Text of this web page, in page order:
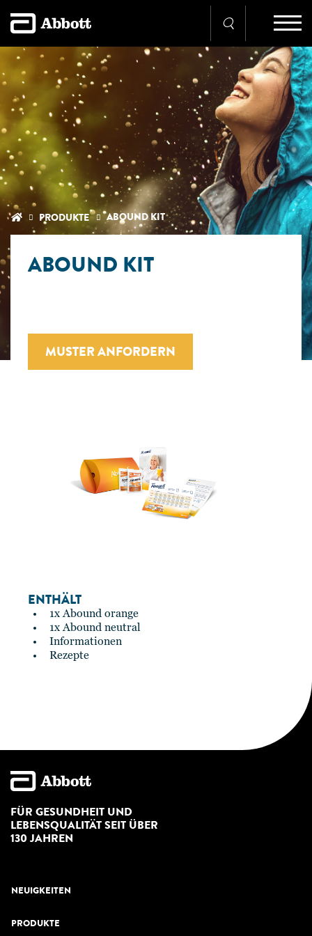
PRODUKTE ABOUND KIT
ABOUND KIT
MUSTER ANFORDERN
ENTHÄLT
1x Abound orange
1x Abound neutral
Informationen
Rezepte
FÜR GESUNDHEIT UND
LEBENSQUALITÄT SEIT ÜBER
130 JAHREN
NEUIGKEITEN
PRODUKTE